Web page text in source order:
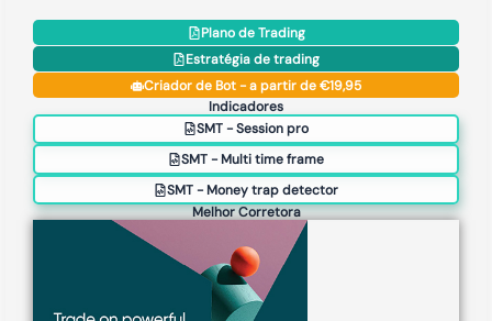
Plano de Trading
Estratégia de trading
Criador de Bot - a partir de €19,95
Indicadores
SMT - Session pro
SMT - Multi time frame
SMT - Money trap detector
Melhor Corretora